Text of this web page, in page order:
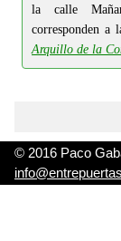
la calle
corresponden a
Arquillo de la
© 2016 Paco